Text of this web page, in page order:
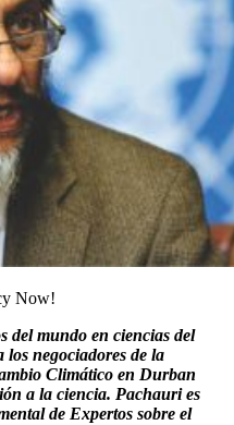
Now!
del mundo en ciencias del
negociadores de la
Climático en Durban
a la ciencia. Pachauri es
de Expertos sobre el